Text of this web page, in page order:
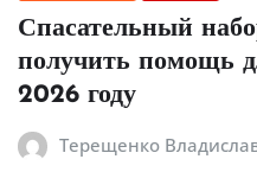
Спасательный
получить помощь
2026 году
Терещенко